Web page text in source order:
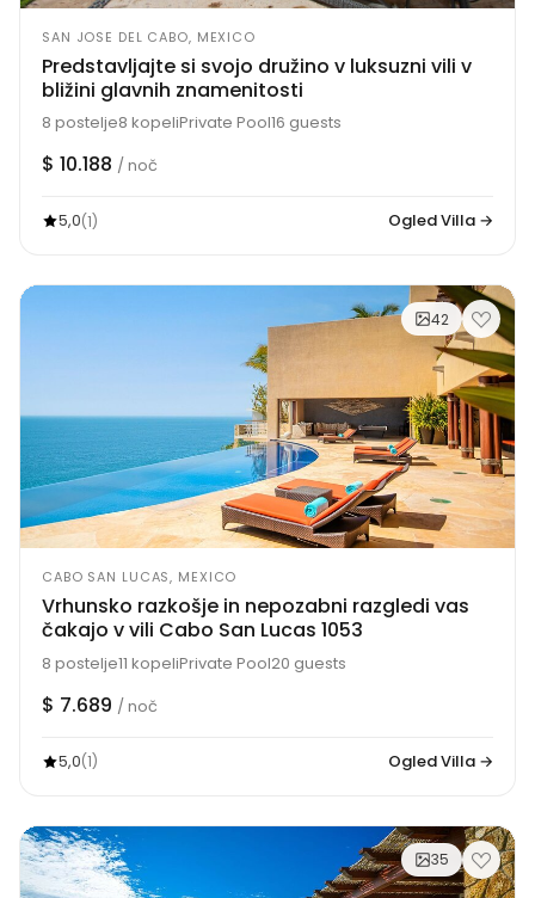
SAN JOSE DEL CABO, MEXICO
Predstavljajte si svojo družino v luksuzni vili v
bližini glavnih znamenitosti
8 postelje8 kopeliPrivate Pool16 guests
$ 10.188 / noč
5,0(1) Ogled Villa →
42
CABO SAN LUCAS, MEXICO
Vrhunsko razkošje in nepozabni razgledi vas
čakajo v vili Cabo San Lucas 1053
8 postelje11 kopeliPrivate Pool20 guests
$ 7.689 / noč
5,0(1) Ogled Villa →
35